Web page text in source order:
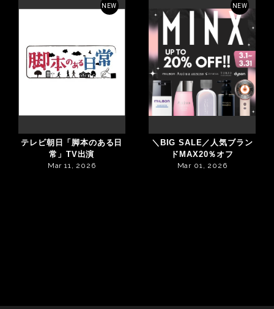
NEW
テレビ朝日「脚本のある日
常」TV出演
Mar 11, 2026
NEW
＼BIG SALE／人気ブラン
ドMAX20％オフ
Mar 01, 2026